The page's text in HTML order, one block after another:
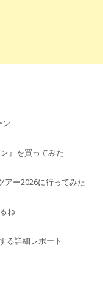
ン
』を買ってみた
アー2026に行ってみた
ね
る詳細レポート